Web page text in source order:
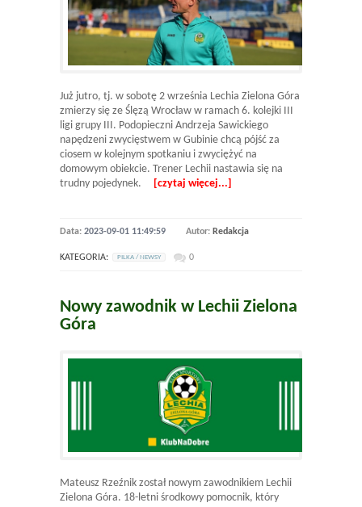
Już jutro, tj. w sobotę 2 września Lechia Zielona Góra
zmierzy się ze Ślęzą Wrocław w ramach 6. kolejki III
ligi grupy III. Podopieczni Andrzeja Sawickiego
napędzeni zwycięstwem w Gubinie chcą pójść za
ciosem w kolejnym spotkaniu i zwyciężyć na
domowym obiekcie. Trener Lechii nastawia się na
trudny pojedynek.
[czytaj więcej...]
Data: 2023-09-01 11:49:59 Autor: Redakcja
KATEGORIA: PILKA / NEWSY 0
Nowy zawodnik w Lechii Zielona
Góra
Mateusz Rzeźnik został nowym zawodnikiem Lechii
Zielona Góra. 18-letni środkowy pomocnik, który